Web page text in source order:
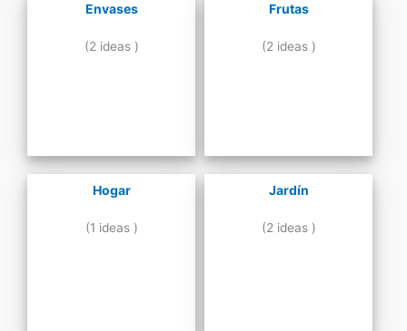
Envases
(2 ideas )
Frutas
(2 ideas )
Hogar
(1 ideas )
Jardín
(2 ideas )